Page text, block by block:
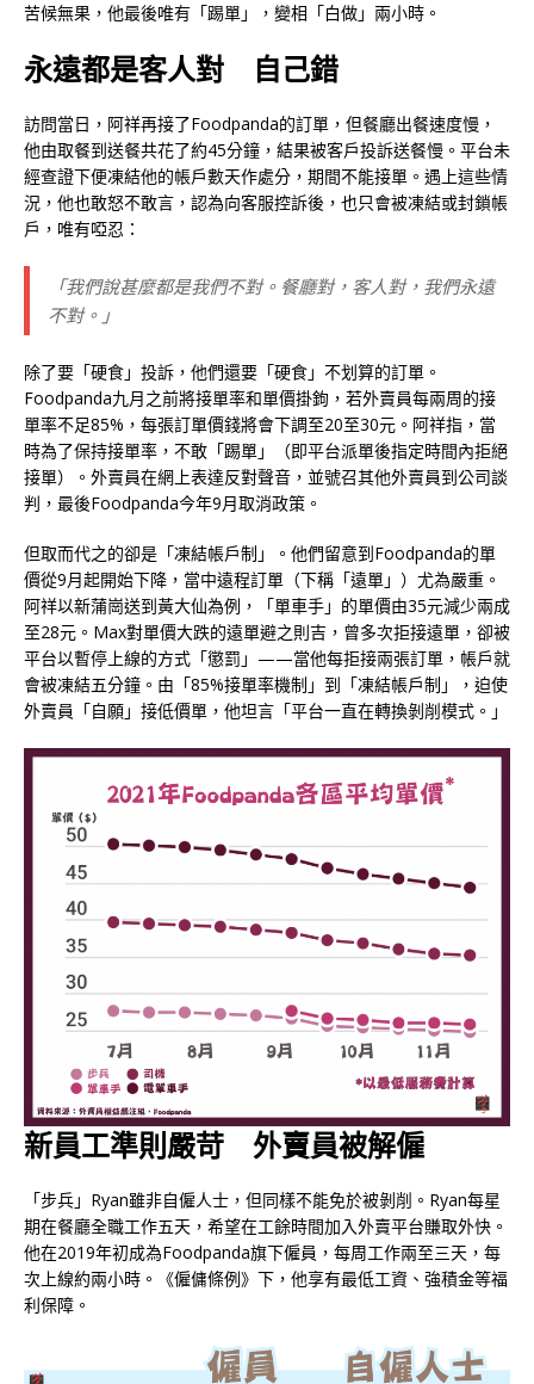
苦候無果，他最後唯有「踢單」，變相「白做」兩小時。
永遠都是客人對 自己錯
訪問當日，阿祥再接了Foodpanda的訂單，但餐廳出餐速度慢，
他由取餐到送餐共花了約45分鐘，結果被客戶投訴送餐慢。平台未
經查證下便凍結他的帳戶數天作處分，期間不能接單。遇上這些情
況，他也敢怒不敢言，認為向客服控訴後，也只會被凍結或封鎖帳
戶，唯有啞忍：
「我們說甚麼都是我們不對。餐廳對，客人對，我們永遠
不對。」
除了要「硬食」投訴，他們還要「硬食」不划算的訂單。
Foodpanda九月之前將接單率和單價掛鉤，若外賣員每兩周的接
單率不足85%，每張訂單價錢將會下調至20至30元。阿祥指，當
時為了保持接單率，不敢「踢單」（即平台派單後指定時間內拒絕
接單）。外賣員在網上表達反對聲音，並號召其他外賣員到公司談
判，最後Foodpanda今年9月取消政策。
但取而代之的卻是「凍結帳戶制」。他們留意到Foodpanda的單
價從9月起開始下降，當中遠程訂單（下稱「遠單」）尤為嚴重。
阿祥以新蒲崗送到黃大仙為例，「單車手」的單價由35元減少兩成
至28元。Max對單價大跌的遠單避之則吉，曾多次拒接遠單，卻被
平台以暫停上線的方式「懲罰」——當他每拒接兩張訂單，帳戶就
會被凍結五分鐘。由「85%接單率機制」到「凍結帳戶制」，迫使
外賣員「自願」接低價單，他坦言「平台一直在轉換剝削模式。」
新員工準則嚴苛 外賣員被解僱
「步兵」Ryan雖非自僱人士，但同樣不能免於被剝削。Ryan每星
期在餐廳全職工作五天，希望在工餘時間加入外賣平台賺取外快。
他在2019年初成為Foodpanda旗下僱員，每周工作兩至三天，每
次上線約兩小時。《僱傭條例》下，他享有最低工資、強積金等福
利保障。